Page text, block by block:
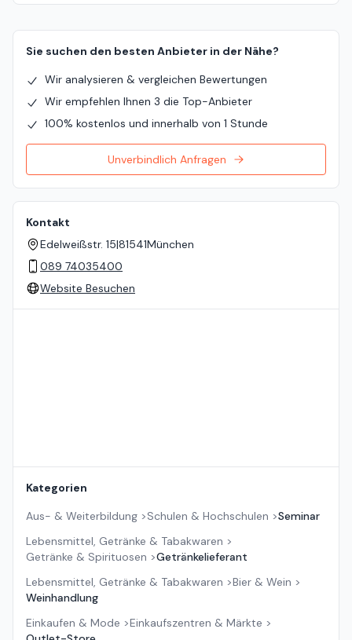
Sie suchen den besten Anbieter in der Nähe?
Wir analysieren & vergleichen Bewertungen
Wir empfehlen Ihnen 3 die Top-Anbieter
100% kostenlos und innerhalb von 1 Stunde
Unverbindlich Anfragen
Kontakt
Edelweißstr. 15|81541München
089 74035400
Website Besuchen
Kategorien
Aus- & Weiterbildung >Schulen & Hochschulen >Seminar
Lebensmittel, Getränke & Tabakwaren >
Getränke & Spirituosen >Getränkelieferant
Lebensmittel, Getränke & Tabakwaren >Bier & Wein >
Weinhandlung
Einkaufen & Mode >Einkaufszentren & Märkte >